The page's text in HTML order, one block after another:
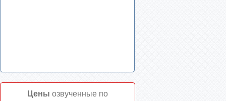
Цены озвученные по